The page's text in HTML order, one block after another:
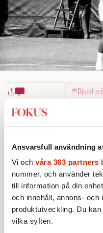
Ansvarsfull användning
Vi och våra 363 partners
nummer, och använder
till information på din
och innehåll, annons- och
produktutveckling. Du
vilka syften.
Bjud
B skriven av
1965 har
veckotidningen The
semifinal i US Open
match som i dag
bortglömd, har